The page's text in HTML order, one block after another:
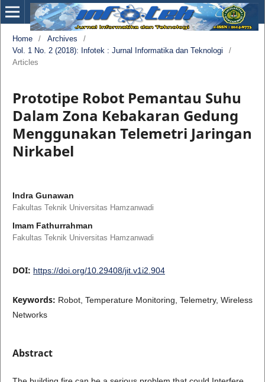
Home / Archives
/
Vol. 1 No. 2 (2018): Infotek : Jurnal Informatika dan Teknologi
/
Articles
Prototipe Robot Pemantau Suhu
Dalam Zona Kebakaran Gedung
Menggunakan Telemetri Jaringan
Nirkabel
Indra Gunawan
Fakultas Teknik Universitas Hamzanwadi
Imam Fathurrahman
Fakultas Teknik Universitas Hamzanwadi
DOI: https://doi.org/10.29408/jit.v1i2.904
Keywords: Robot, Temperature Monitoring, Telemetry, Wireless
Networks
Abstract